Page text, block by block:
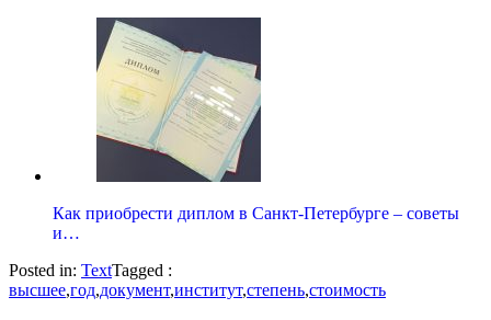
Как приобрести диплом в Санкт-Петербурге – советы
и…
Posted in: TextTagged :
высшее,год,документ,институт,степень,стоимость